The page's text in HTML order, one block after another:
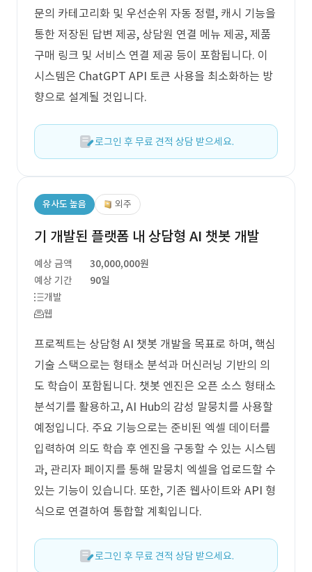
문의 카테고리화 및 우선순위 자동 정렬, 캐시 기능을
통한 저장된 답변 제공, 상담원 연결 메뉴 제공, 제품
구매 링크 및 서비스 연결 제공 등이 포함됩니다. 이
시스템은 ChatGPT API 토큰 사용을 최소화하는 방
향으로 설계될 것입니다.
로그인 후 무료 견적 상담 받으세요.
유사도 높음 외주
기 개발된 플랫폼 내 상담형 AI 챗봇 개발
예상 금액
30,000,000원
예상 기간
90일
개발
웹
프로젝트는 상담형 AI 챗봇 개발을 목표로 하며, 핵심
기술 스택으로는 형태소 분석과 머신러닝 기반의 의
도 학습이 포함됩니다. 챗봇 엔진은 오픈 소스 형태소
분석기를 활용하고, AI Hub의 감성 말뭉치를 사용할
예정입니다. 주요 기능으로는 준비된 엑셀 데이터를
입력하여 의도 학습 후 엔진을 구동할 수 있는 시스템
과, 관리자 페이지를 통해 말뭉치 엑셀을 업로드할 수
있는 기능이 있습니다. 또한, 기존 웹사이트와 API 형
식으로 연결하여 통합할 계획입니다.
로그인 후 무료 견적 상담 받으세요.